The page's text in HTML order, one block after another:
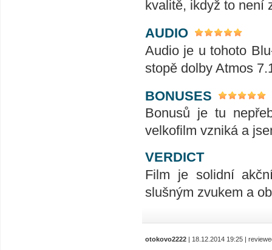
kvalitě, ikdyž to není
AUDIO
Audio je u tohoto
stopě dolby Atmos
BONUSES
Bonusů je tu
velkofilm vzniká a
VERDICT
Film je solidní
slušným zvukem a
otokovo2222 | 18.12.2014 19:25 |